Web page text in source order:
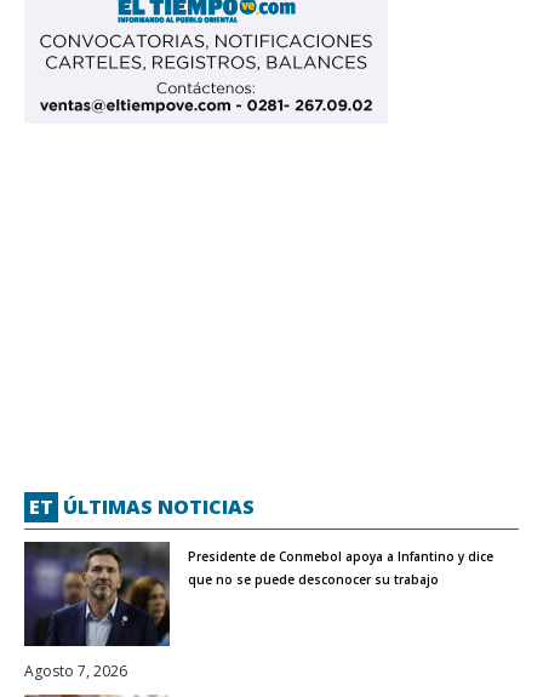
ET ÚLTIMAS NOTICIAS
Presidente de Conmebol apoya a Infantino y dice
que no se puede desconocer su trabajo
Agosto 7, 2026